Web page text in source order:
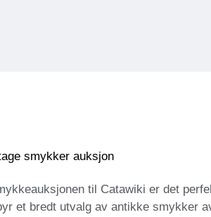
smykker auksjon
til Catawiki er det
et bredt utvalg av antikke smykker